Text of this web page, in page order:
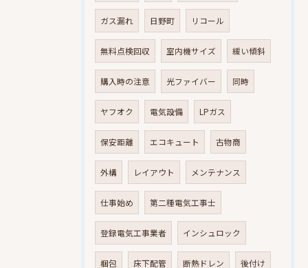
ガス漏れ 日野町 リコール
無料点検回収 室内機サイズ 緩い傾斜
購入時の注意 光ファイバー 同時
ヤフオク 電気設備 LPガス
保安距離 エコキュート 古物商
外構 レイアウト メンテナンス
仕事始め 第二種電気工事士
登録電気工事業者 インシュロック
梱包 床下配管 断熱ドレン 後付け